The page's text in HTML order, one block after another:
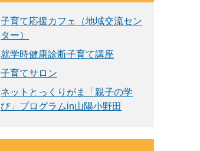
子育て応援カフェ（地域交流セン
ター）
就学時健康診断子育て講座
子育てサロン
ネットとっくりがま「親子の学
び」プログラムin山陽小野田